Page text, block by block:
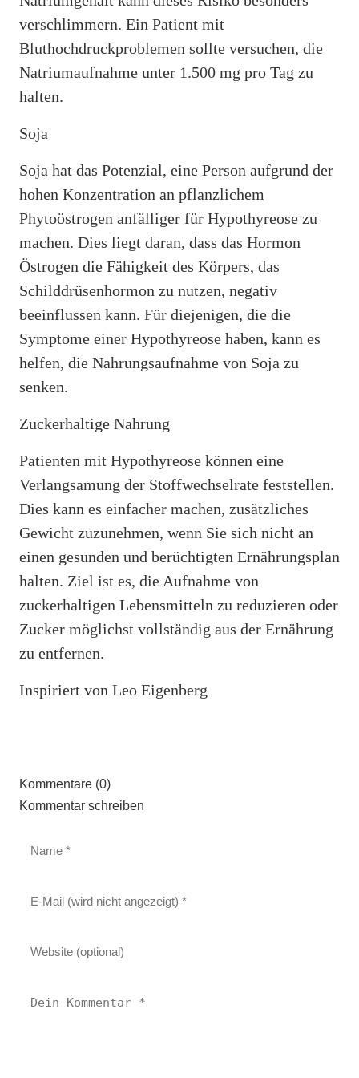
verschlimmern. Ein Patient mit
Bluthochdruckproblemen sollte versuchen, die
Natriumaufnahme unter 1.500 mg pro Tag zu
halten.
Soja
Soja hat das Potenzial, eine Person aufgrund der
hohen Konzentration an pflanzlichem
Phytoöstrogen anfälliger für Hypothyreose zu
machen. Dies liegt daran, dass das Hormon
Östrogen die Fähigkeit des Körpers, das
Schilddrüsenhormon zu nutzen, negativ
beeinflussen kann. Für diejenigen, die die
Symptome einer Hypothyreose haben, kann es
helfen, die Nahrungsaufnahme von Soja zu
senken.
Zuckerhaltige Nahrung
Patienten mit Hypothyreose können eine
Verlangsamung der Stoffwechselrate feststellen.
Dies kann es einfacher machen, zusätzliches
Gewicht zuzunehmen, wenn Sie sich nicht an
einen gesunden und berüchtigten Ernährungsplan
halten. Ziel ist es, die Aufnahme von
zuckerhaltigen Lebensmitteln zu reduzieren oder
Zucker möglichst vollständig aus der Ernährung
zu entfernen.
Inspiriert von Leo Eigenberg
Kommentare (0)
Kommentar schreiben